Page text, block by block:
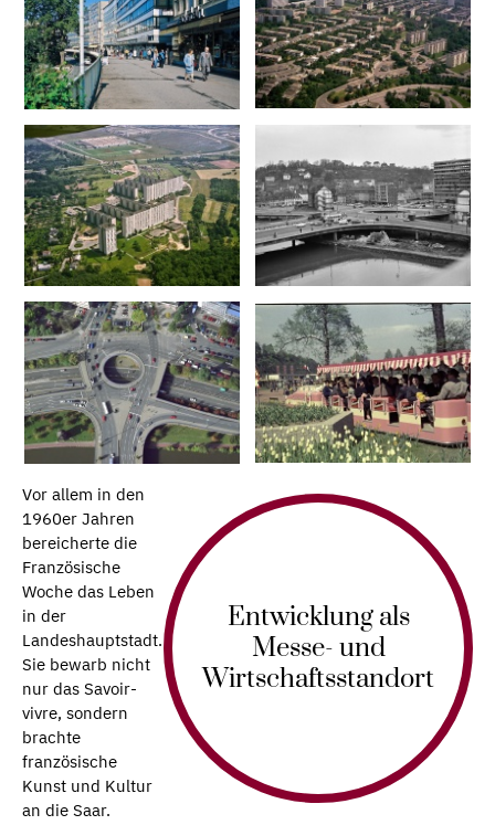
Entwicklung als
Messe- und
Wirtschaftsstandort
Vor allem in den
1960er Jahren
bereicherte die
Französische
Woche das Leben
in der
Landeshauptstadt.
Sie bewarb nicht
nur das Savoir-
vivre, sondern
brachte
französische
Kunst und Kultur
an die Saar.